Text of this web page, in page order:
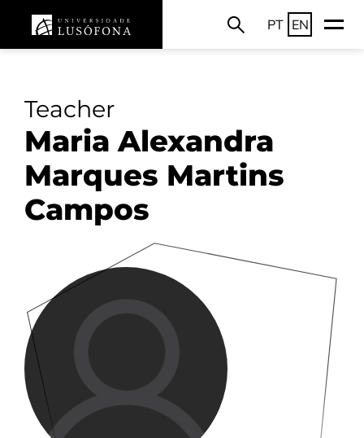
PT EN
Teacher
Maria Alexandra
Marques Martins
Campos